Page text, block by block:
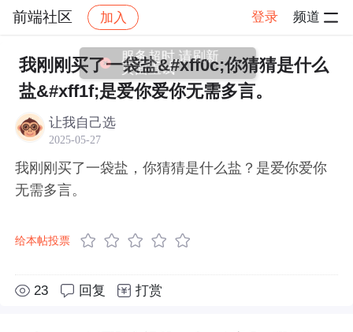
前端社区 加入 登录 频道
社区 前端社区 感慨 帖子详情
我刚刚买了一袋盐&#xff0c;你猜猜是什么
盐&#xff1f;是爱你爱你无需多言。
让我自己选
2025-05-27
我刚刚买了一袋盐，你猜猜是什么盐？是爱你爱你
无需多言。
给本帖投票
23 回复 打赏
服务超时,请刷新
页面重试